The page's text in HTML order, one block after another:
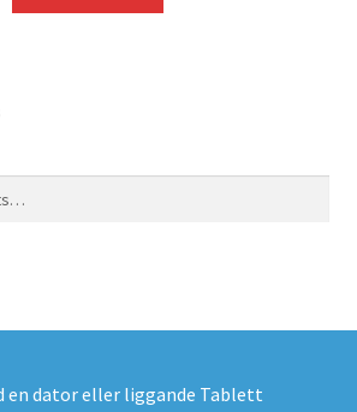
en dator eller liggande Tablett